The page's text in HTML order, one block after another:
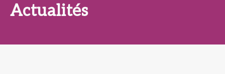
Actualités